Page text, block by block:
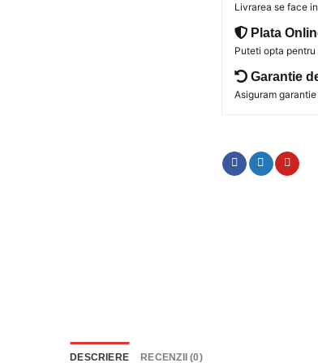
Livrarea se face
Plata
Puteti opta
Garantie
Asiguram
DESCRIERE RECENZII (0)